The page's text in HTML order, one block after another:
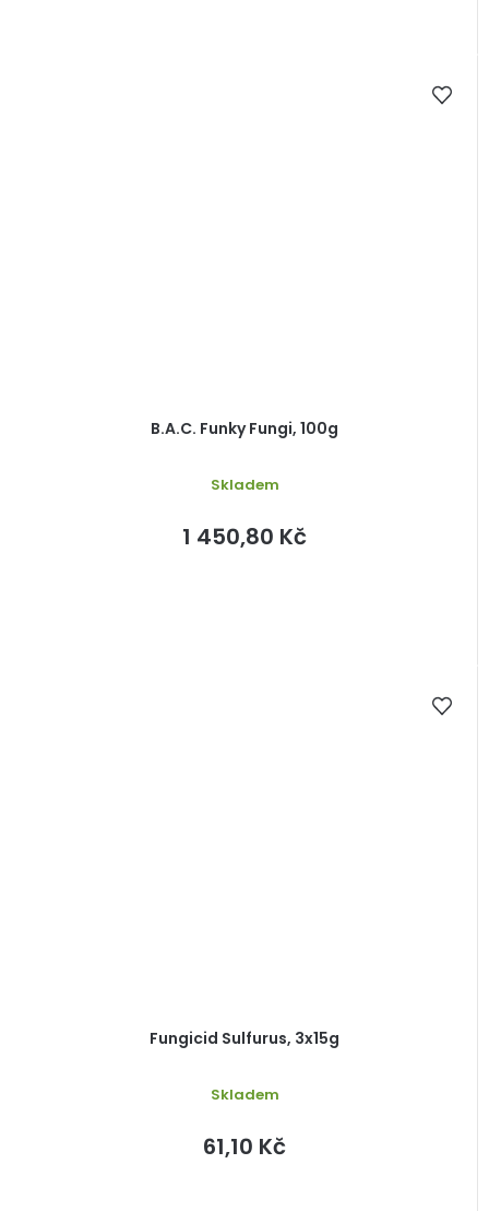
B.A.C. Funky Fungi, 100g
Skladem
1 450,80 Kč
Fungicid Sulfurus, 3x15g
Skladem
61,10 Kč